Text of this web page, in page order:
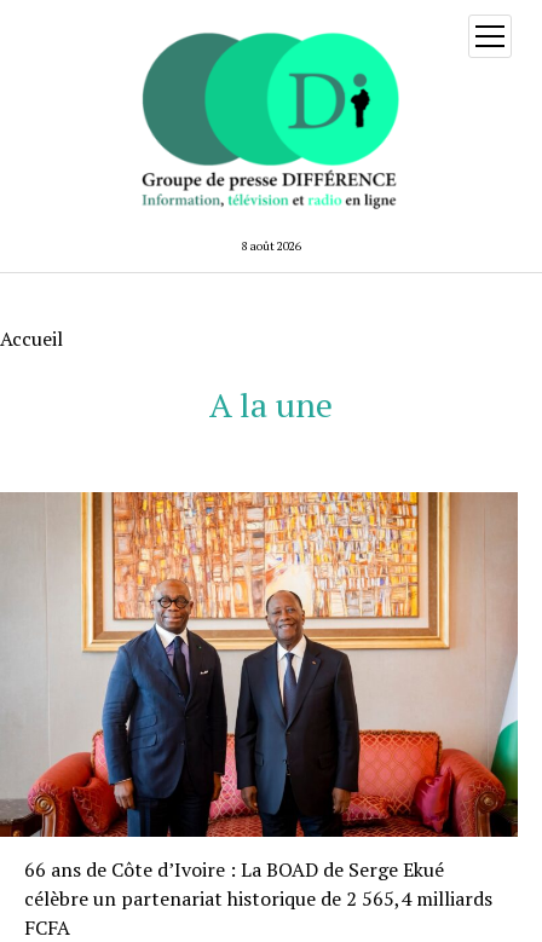
8 août 2026
ouvrir
menu
Accueil
A la une
66 ans de Côte d’Ivoire : La BOAD de Serge Ekué
célèbre un partenariat historique de 2 565,4 milliards
FCFA